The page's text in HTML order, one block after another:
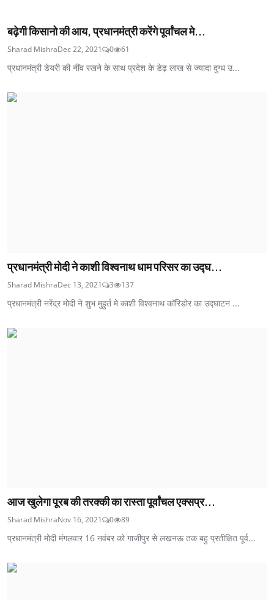
बढ़ेगी किसानो की आय, प्रधानमंत्री करेंगे पूर्वांचल मे...
Sharad MishraDec 22, 2021 0 61
प्रधानमंत्री डेयरी की नींव रखने के साथ प्रदेश के डेढ़ लाख से ज्‍यादा दुग्‍ध उ...
प्रधानमंत्री मोदी ने काशी विश्वनाथ धाम परिसर का उद्घ...
Sharad MishraDec 13, 2021 3 137
प्रधानमंत्री नरेंद्र मोदी ने शुभ मुहुर्त मे काशी विश्वनाथ कॉरिडोर का उद्घाटन ...
आज खुलेगा पूरब की तरक्की का रास्ता पूर्वांचल एक्सप्र...
Sharad MishraNov 16, 2021 0 89
प्रधानमंत्री मोदी मंगलवार 16 नवंबर को गाजीपुर से लखनऊ तक बहु प्रतीक्षित पूर्व...